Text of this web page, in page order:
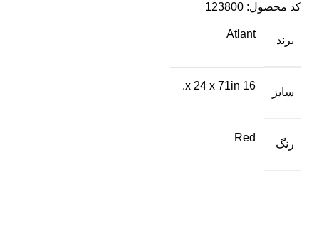
کد محصول: 123800
برند
Atlant
سایز
16 x 24 x 71in.
رنگ
Red